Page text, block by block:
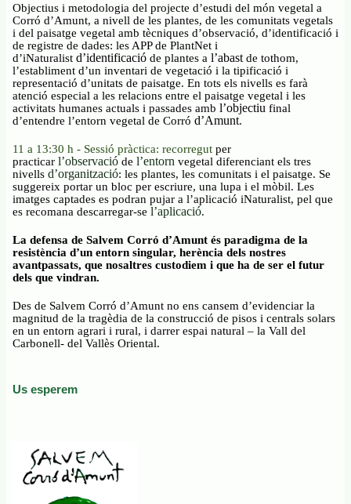
Objectius i metodologia del projecte d’estudi del món vegetal a
Corró d’Amunt, a nivell de les plantes, de les comunitats vegetals
i del paisatge vegetal amb tècniques d’observació, d’identificació i
de registre de dades: les APP de PlantNet i
d’iNaturalist d’identificació de plantes a l’abast de tothom,
l’establiment d’un inventari de vegetació i la tipificació i
representació d’unitats de paisatge. En tots els nivells es farà
atenció especial a les relacions entre el paisatge vegetal i les
activitats humanes actuals i passades amb l’objectiu final
d’entendre l’entorn vegetal de Corró d’Amunt.
11 a 13:30 h - Sessió pràctica: recorregut per
practicar l’observació de l’entorn vegetal diferenciant els tres
nivells d’organització: les plantes, les comunitats i el paisatge. Se
suggereix portar un bloc per escriure, una lupa i el mòbil. Les
imatges captades es podran pujar a l’aplicació iNaturalist, pel que
es recomana descarregar-se l’aplicació.
La defensa de Salvem Corró d’Amunt és paradigma de la
resistència d’un entorn singular, herència dels nostres
avantpassats, que nosaltres custodiem i que ha de ser el futur
dels que vindran.
Des de Salvem Corró d’Amunt no ens cansem d’evidenciar la
magnitud de la tragèdia de la construcció de pisos i centrals solars
en un entorn agrari i rural, i darrer espai natural – la Vall del
Carbonell- del Vallès Oriental.
Us esperem